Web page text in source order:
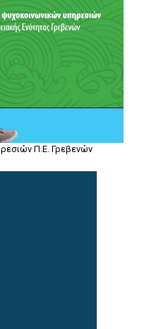
Π.Ε. Γρεβενών